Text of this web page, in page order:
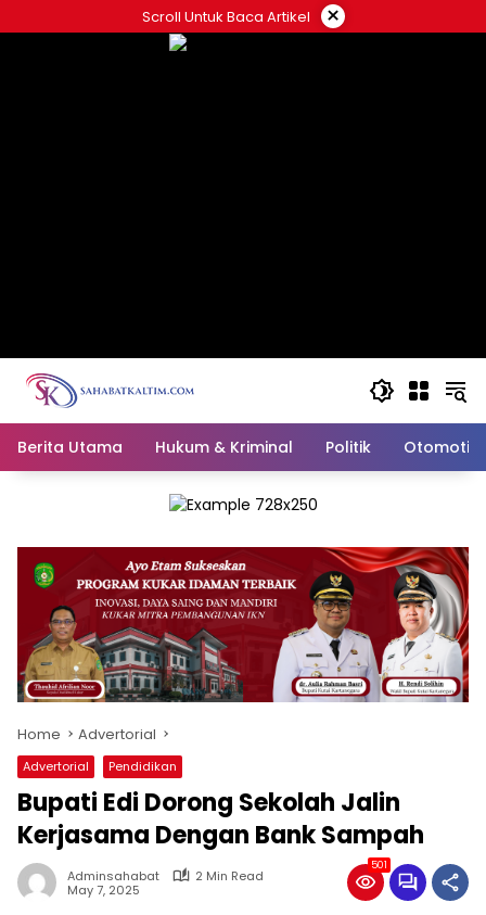
to
Scroll Untuk Baca Artikel ×
Berita Utama Hukum & Kriminal Politik Otomotif
Home Advertorial
Advertorial Pendidikan
Bupati Edi Dorong Sekolah Jalin
Kerjasama Dengan Bank Sampah
Adminsahabat
2 Min Read
May 7, 2025
501